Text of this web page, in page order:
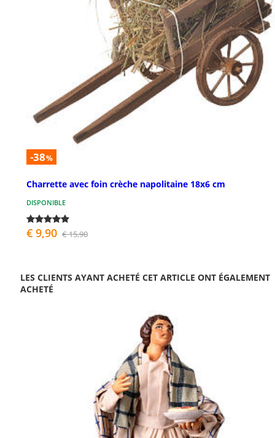
-38%
Charrette avec foin crèche napolitaine 18x6 cm
DISPONIBLE
€ 9,90 € 15,90
LES CLIENTS AYANT ACHETÉ CET ARTICLE ONT ÉGALEMENT
ACHETÉ